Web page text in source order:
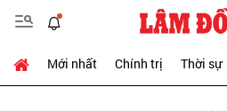
Mới nhất Chính trị Thời sự